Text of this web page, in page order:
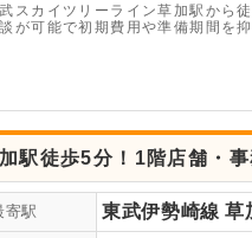
スカイツリーライン草加駅から
が可能で初期費用や準備期間を
駅徒歩5分！1階店舗・事
寄駅 東武伊勢崎線 草